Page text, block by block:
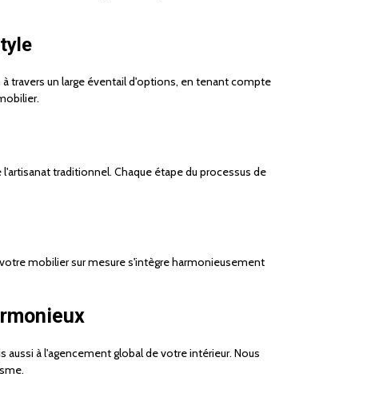
travers un large éventail d'options, en tenant compte
traditionnel. Chaque étape du processus de
mobilier sur mesure s'intègre harmonieusement
à l'agencement global de votre intérieur. Nous